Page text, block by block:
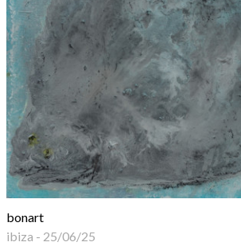
bonart
ibiza - 25/06/25